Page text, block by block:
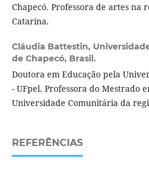
Chapecó. Professora de artes na
Catarina.
Cláudia Battestin,
de Chapecó, Brasil.
Doutora em Educação pela
- UFpel. Professora do Mestrado
Universidade Comunitária da
REFERÊNCIAS